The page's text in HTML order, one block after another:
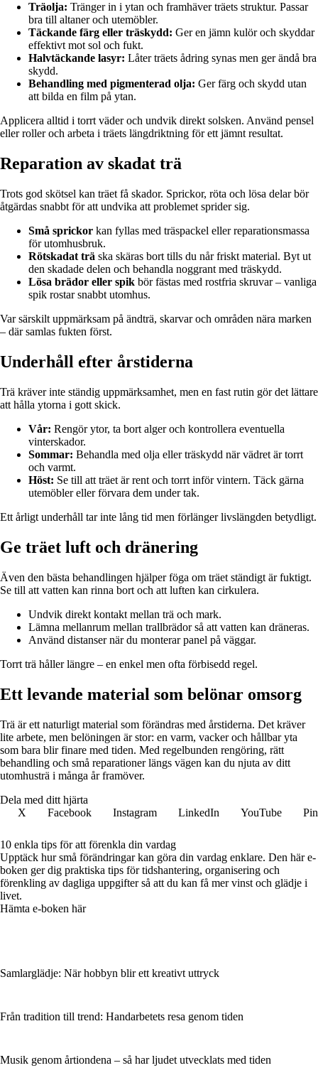
Träolja: Tränger in i ytan och framhäver träets struktur. Passar
bra till altaner och utemöbler.
Täckande färg eller träskydd: Ger en jämn kulör och skyddar
effektivt mot sol och fukt.
Halvtäckande lasyr: Låter träets ådring synas men ger ändå bra
skydd.
Behandling med pigmenterad olja: Ger färg och skydd utan
att bilda en film på ytan.
Applicera alltid i torrt väder och undvik direkt solsken. Använd pensel
eller roller och arbeta i träets längdriktning för ett jämnt resultat.
Reparation av skadat trä
Trots god skötsel kan träet få skador. Sprickor, röta och lösa delar bör
åtgärdas snabbt för att undvika att problemet sprider sig.
Små sprickor kan fyllas med träspackel eller reparationsmassa
för utomhusbruk.
Rötskadat trä ska skäras bort tills du når friskt material. Byt ut
den skadade delen och behandla noggrant med träskydd.
Lösa brädor eller spik bör fästas med rostfria skruvar – vanliga
spik rostar snabbt utomhus.
Var särskilt uppmärksam på ändträ, skarvar och områden nära marken
– där samlas fukten först.
Underhåll efter årstiderna
Trä kräver inte ständig uppmärksamhet, men en fast rutin gör det lättare
att hålla ytorna i gott skick.
Vår: Rengör ytor, ta bort alger och kontrollera eventuella
vinterskador.
Sommar: Behandla med olja eller träskydd när vädret är torrt
och varmt.
Höst: Se till att träet är rent och torrt inför vintern. Täck gärna
utemöbler eller förvara dem under tak.
Ett årligt underhåll tar inte lång tid men förlänger livslängden betydligt.
Ge träet luft och dränering
Även den bästa behandlingen hjälper föga om träet ständigt är fuktigt.
Se till att vatten kan rinna bort och att luften kan cirkulera.
Undvik direkt kontakt mellan trä och mark.
Lämna mellanrum mellan trallbrädor så att vatten kan dräneras.
Använd distanser när du monterar panel på väggar.
Torrt trä håller längre – en enkel men ofta förbisedd regel.
Ett levande material som belönar omsorg
Trä är ett naturligt material som förändras med årstiderna. Det kräver
lite arbete, men belöningen är stor: en varm, vacker och hållbar yta
som bara blir finare med tiden. Med regelbunden rengöring, rätt
behandling och små reparationer längs vägen kan du njuta av ditt
utomhusträ i många år framöver.
Dela med ditt hjärta
X
Facebook Instagram LinkedIn YouTube
10 enkla tips för att förenkla din vardag
Upptäck hur små förändringar kan göra din vardag enklare. Den här e-
boken ger dig praktiska tips för tidshantering, organisering och
förenkling av dagliga uppgifter så att du kan få mer vinst och glädje i
livet.
Hämta e-boken här
Samlarglädje: När hobbyn blir ett kreativt uttryck
Från tradition till trend: Handarbetets resa genom tiden
Musik genom årtiondena – så har ljudet utvecklats med tiden